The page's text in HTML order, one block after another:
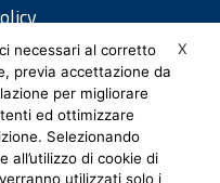
X
necessari al corretto
previa accettazione da
per migliorare
ed ottimizzare
Selezionando
all’utilizzo di cookie di
utilizzati solo i